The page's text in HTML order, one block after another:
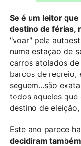
Se é um leitor
destino de férias,
"voar" pela
numa estação de
carros atolados
barcos de recreio,
seguem...são
todos aqueles que
destino de
Este ano parece
decidiram